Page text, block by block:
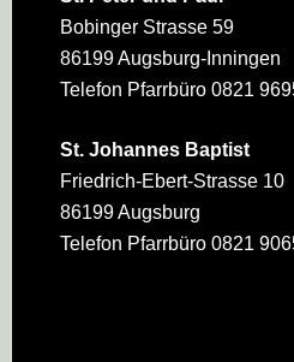
Bobinger Strasse 59
86199 Augsburg-Inningen
Telefon Pfarrbüro 0821
St. Johannes Baptist
Friedrich-Ebert-Strasse 10
86199 Augsburg
Telefon Pfarrbüro 0821